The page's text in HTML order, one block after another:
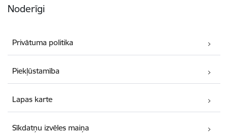
Noderīgi
Privātuma politika
Piekļūstamība
Lapas karte
Sīkdatņu izvēles maiņa